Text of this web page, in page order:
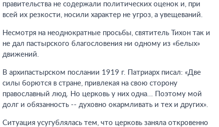
правительства не содержали политических оценок и, при
всей их резкости, носили характер не угроз, а увещеваний.
Несмотря на неоднократные просьбы, святитель Тихон так и
не дал пастырского благословения ни одному из «белых»
движений.
В архипастырском послании 1919 г. Патриарх писал: «Две
силы борются в стране, привлекая на свою сторону
православный люд. Но церковь у них одна... Поэтому мой
долг и обязанность -- духовно окармливать и тех и других».
Ситуация усугублялась тем, что церковь заняла откровенно